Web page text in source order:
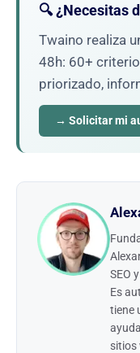
🔍 ¿Necesitas
Twaino realiza
48h: 60+
priorizado,
→ Solicitar mi
SEO
Es
tiene
sitios